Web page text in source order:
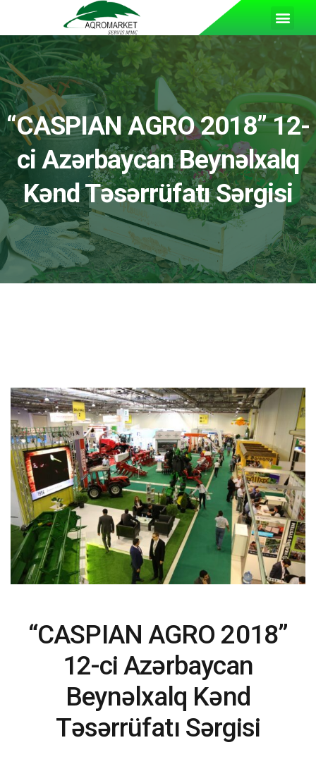
“CASPIAN AGRO 2018” 12-
ci Azərbaycan Beynəlxalq
Kənd Təsərrüfatı Sərgisi
“CASPIAN AGRO 2018”
12-ci Azərbaycan
Beynəlxalq Kənd
Təsərrüfatı Sərgisi